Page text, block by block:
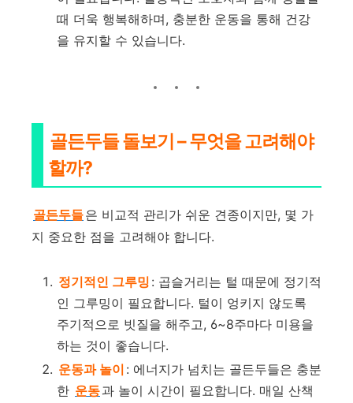
때 더욱 행복해하며, 충분한 운동을 통해 건강
을 유지할 수 있습니다.
골든두들 돌보기 – 무엇을 고려해야
할까?
골든두들은 비교적 관리가 쉬운 견종이지만, 몇 가
지 중요한 점을 고려해야 합니다.
정기적인 그루밍 : 곱슬거리는 털 때문에 정기적
인 그루밍이 필요합니다. 털이 엉키지 않도록
주기적으로 빗질을 해주고, 6~8주마다 미용을
하는 것이 좋습니다.
운동과 놀이 : 에너지가 넘치는 골든두들은 충분
한 운동과 놀이 시간이 필요합니다. 매일 산책